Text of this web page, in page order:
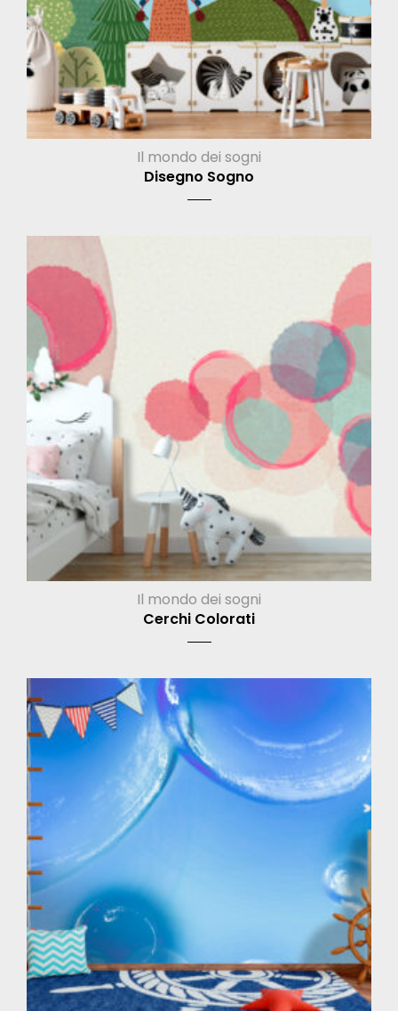
Il mondo dei sogni
Disegno Sogno
Il mondo dei sogni
Cerchi Colorati